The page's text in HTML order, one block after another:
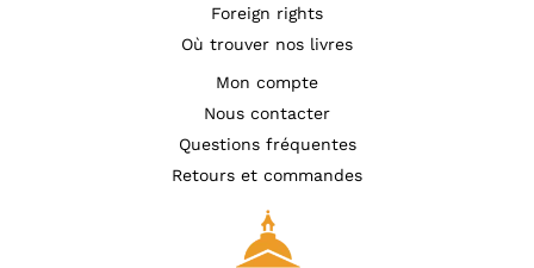
Foreign rights
Où trouver nos livres
Mon compte
Nous contacter
Questions fréquentes
Retours et commandes